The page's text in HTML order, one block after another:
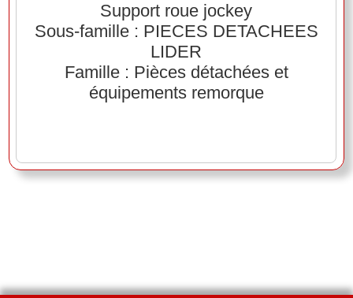
Support roue jockey
Sous-famille : PIECES DETACHEES
LIDER
Famille : Pièces détachées et
équipements remorque